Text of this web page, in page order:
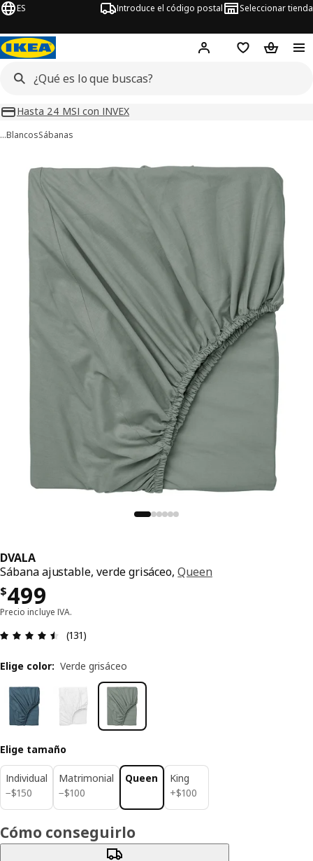
ES Introduce el código postal Seleccionar tienda
Hej! Inicia sesión o
Lista de la
Carrito
Hasta 24 MSI con INVEX
…BlancosSábanas
de 6 DVALA
DVALA
Sábana ajustable, verde grisáceo,Queen
$499
Precio $ 499
Precio incluye IVA.
Revisión: 4.5 fuera de 5 estrellas. Revisiones
(131)
Elige color: Verde grisáceo
Elige tamaño
Individual
−$150
$ 150
Matrimonial
−$100
$ 100
Queen
King
+$100
$ 100
Cómo conseguirlo